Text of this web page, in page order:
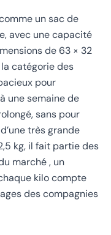
un sac de
avec une capacité
de 63 × 32
catégorie des
pour
une semaine de
sans pour
très grande
kg, il fait partie des
marché , un
kilo compte
des compagnies